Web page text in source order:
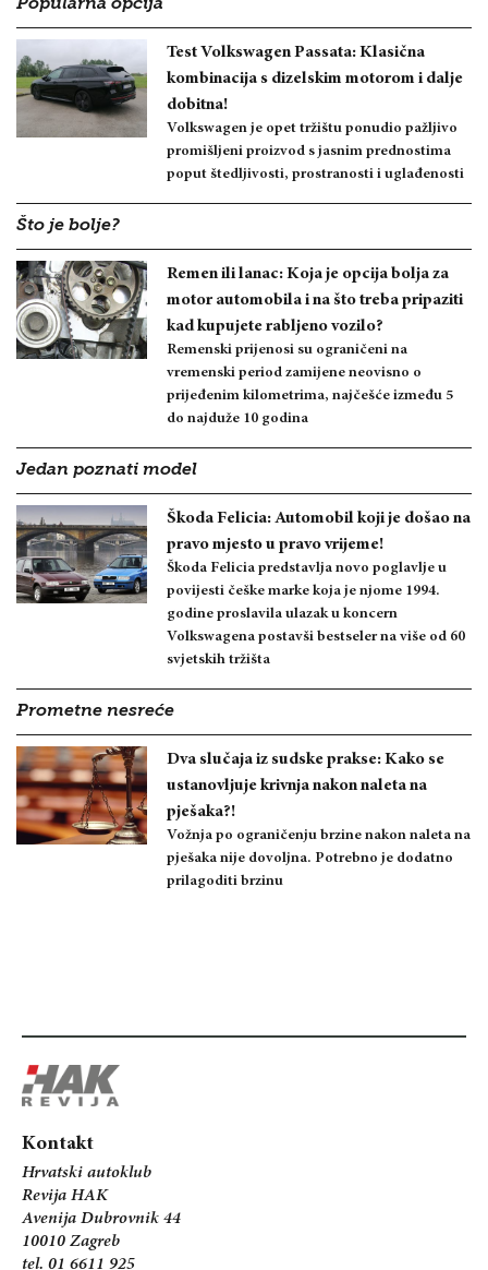
Popularna opcija
Test Volkswagen Passata: Klasična
kombinacija s dizelskim motorom i dalje
dobitna!
Volkswagen je opet tržištu ponudio pažljivo
promišljeni proizvod s jasnim prednostima
poput štedljivosti, prostranosti i uglađenosti
Što je bolje?
Remen ili lanac: Koja je opcija bolja za
motor automobila i na što treba pripaziti
kad kupujete rabljeno vozilo?
Remenski prijenosi su ograničeni na
vremenski period zamijene neovisno o
prijeđenim kilometrima, najčešće između 5
do najduže 10 godina
Jedan poznati model
Škoda Felicia: Automobil koji je došao na
pravo mjesto u pravo vrijeme!
Škoda Felicia predstavlja novo poglavlje u
povijesti češke marke koja je njome 1994.
godine proslavila ulazak u koncern
Volkswagena postavši bestseler na više od 60
svjetskih tržišta
Prometne nesreće
Dva slučaja iz sudske prakse: Kako se
ustanovljuje krivnja nakon naleta na
pješaka?!
Vožnja po ograničenju brzine nakon naleta na
pješaka nije dovoljna. Potrebno je dodatno
prilagoditi brzinu
Kontakt
Hrvatski autoklub
Revija HAK
Avenija Dubrovnik 44
10010 Zagreb
tel. 01 6611 925